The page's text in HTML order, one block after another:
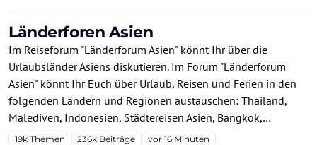
Länderforen Asien
Im Reiseforum "Länderforum Asien" könnt Ihr über die
Urlaubsländer Asiens diskutieren. Im Forum "Länderforum
Asien" könnt Ihr Euch über Urlaub, Reisen und Ferien in den
folgenden Ländern und Regionen austauschen: Thailand,
Malediven, Indonesien, Städtereisen Asien, Bangkok,
Singapur, und HongKong.
19k Themen 236k Beiträge vor 16 Minuten